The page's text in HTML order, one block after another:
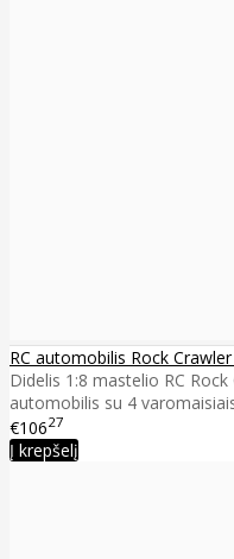
RC automobilis Rock
Didelis 1:8 mastelio RC
automobilis su 4
€10627
Į krepšelį